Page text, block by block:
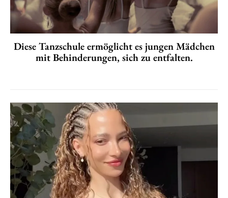
Diese Tanzschule ermöglicht es jungen Mädchen
mit Behinderungen, sich zu entfalten.